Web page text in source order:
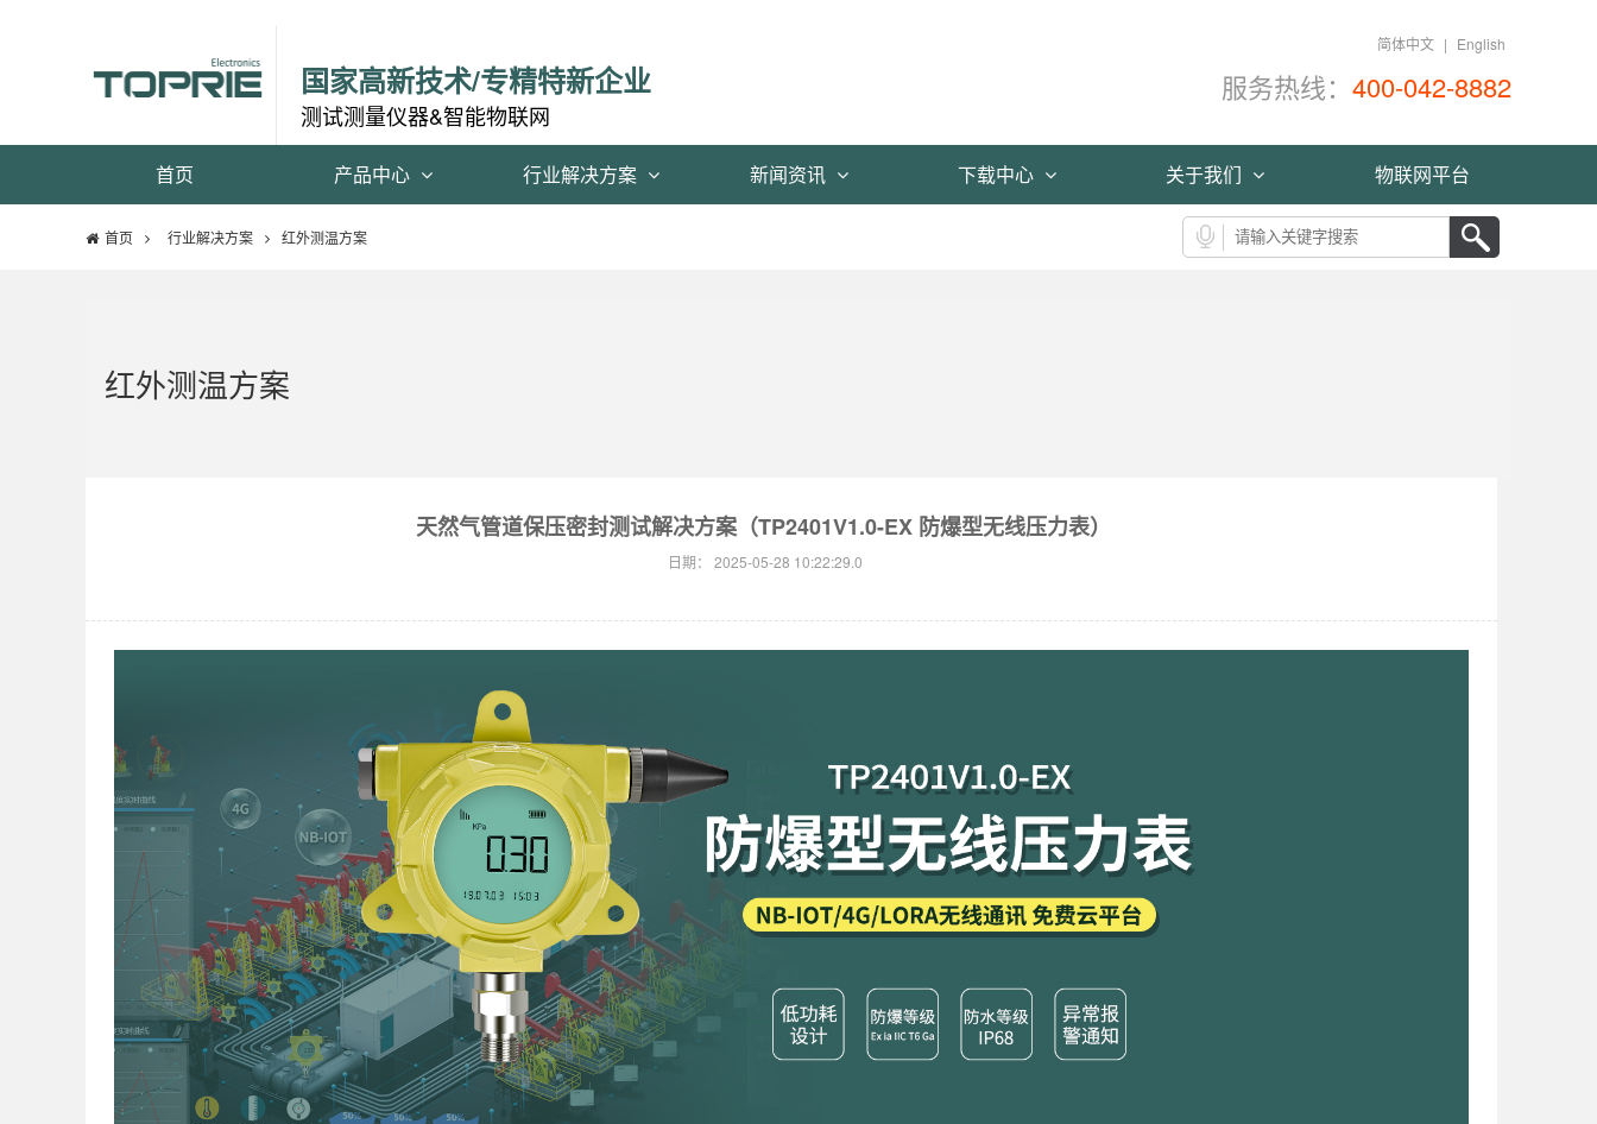
简体中文 | English
国家高新技术/专精特新企业
测试测量仪器&智能物联网
服务热线： 400-042-8882
首页 产品中心 行业解决方案 新闻资讯 下载中心 关于我们 物联网平台
首页 行业解决方案 红外测温方案
红外测温方案
天然气管道保压密封测试解决方案（TP2401V1.0-EX 防爆型无线压力表）
日期： 2025-05-28 10:22:29.0